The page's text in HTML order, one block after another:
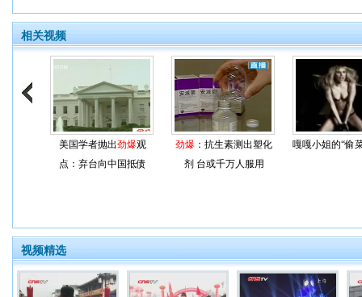
相关视频
美国学者抛出劲爆观
点：弃台向中国抵债
劲爆 ：抗生素测出塑化
剂 台或千万人服用
嘎嘎小姐的“偷
视频精选